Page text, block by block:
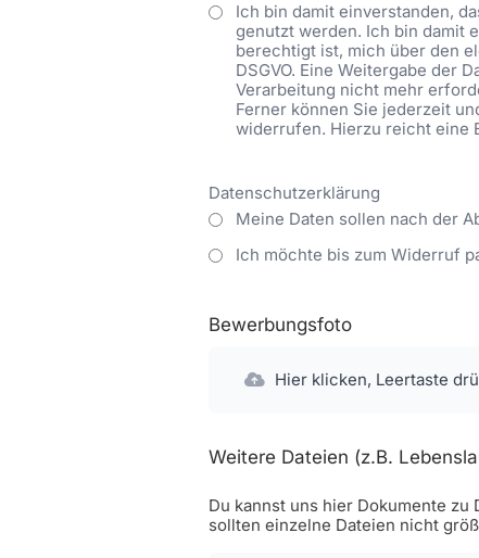
Ich bin damit einverstanden,
genutzt werden. Ich bin damit
berechtigt ist, mich über den
DSGVO. Eine Weitergabe der
Verarbeitung nicht mehr
Ferner können Sie jederzeit
widerrufen. Hierzu reicht eine
Datenschutzerklärung
Meine Daten sollen nach der
Ich möchte bis zum Widerruf
Bewerbungsfoto
Hier klicken, Leertaste
Weitere Dateien (z.B.
Du kannst uns hier Dokumente
sollten einzelne Dateien nicht